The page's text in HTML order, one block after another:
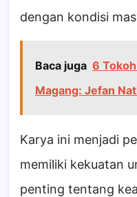
dengan kondisi
Baca juga 6
Magang: Jefan
Karya ini menjadi
memiliki kekuatan
penting tentang